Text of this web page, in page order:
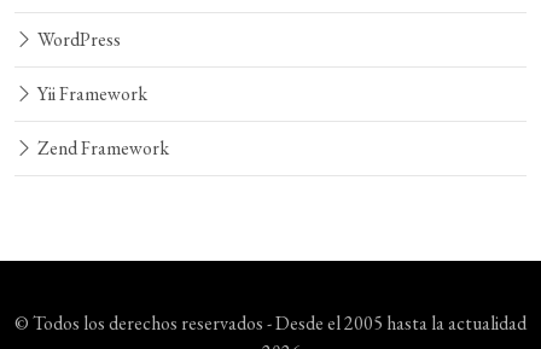
WordPress
Yii Framework
Zend Framework
© Todos los derechos reservados - Desde el 2005 hasta la actualidad